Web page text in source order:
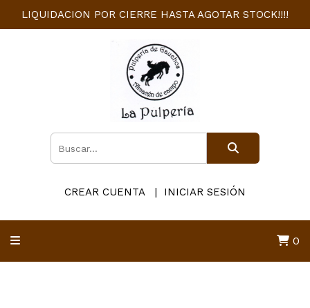
LIQUIDACION POR CIERRE HASTA AGOTAR STOCK!!!!
CREAR CUENTA INICIAR SESIÓN
0